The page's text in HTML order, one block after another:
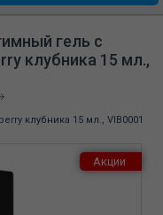
гель с
клубника 15 мл.,
клубника 15 мл., VIB0001
Акции